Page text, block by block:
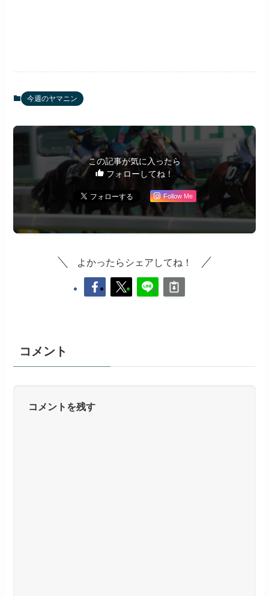
今週のヤマニン
この記事が気に入ったら
フォローしてね！
Follow Me
よかったらシェアしてね！
コメント
コメントを残す